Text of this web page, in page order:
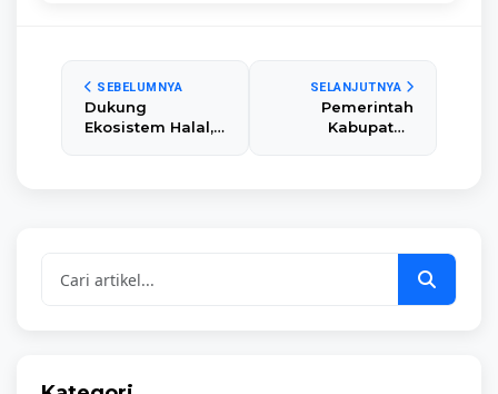
SEBELUMNYA
Dukung
Ekosistem Halal,
SELANJUTNYA
Pemerintah
Kabupaten